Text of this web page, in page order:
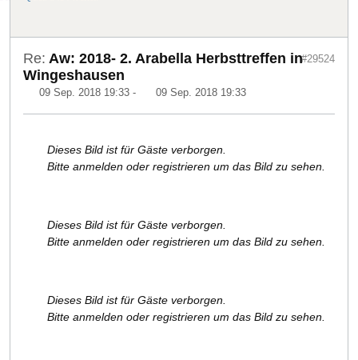
Re: Aw: 2018- 2. Arabella Herbsttreffen in
Wingeshausen
09 Sep. 2018 19:33 - 09 Sep. 2018 19:33
#29524
Dieses Bild ist für Gäste verborgen.
Bitte anmelden oder registrieren um das Bild zu sehen.
Dieses Bild ist für Gäste verborgen.
Bitte anmelden oder registrieren um das Bild zu sehen.
Dieses Bild ist für Gäste verborgen.
Bitte anmelden oder registrieren um das Bild zu sehen.